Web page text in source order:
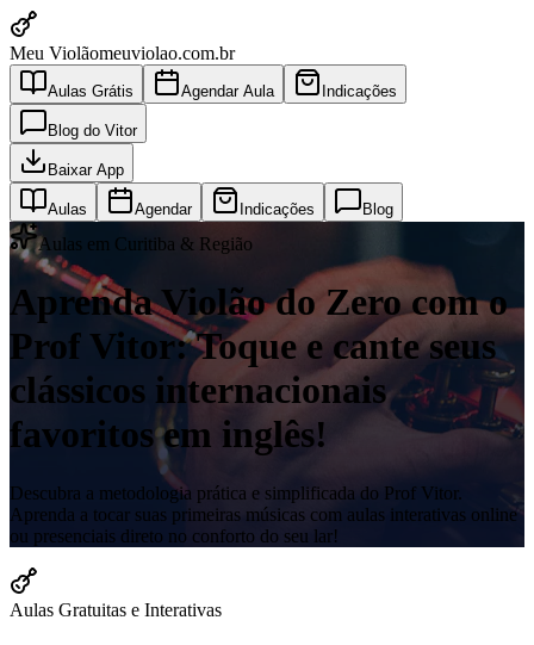
Meu Violãomeuviolao.com.br
Aulas Grátis Agendar Aula Indicações
Blog do Vitor
Baixar App
Aulas Agendar Indicações Blog
Aulas em Curitiba & Região
Aprenda Violão do Zero com o
Prof Vitor: Toque e cante seus
clássicos internacionais
favoritos em inglês!
Descubra a metodologia prática e simplificada do Prof Vitor.
Aprenda a tocar suas primeiras músicas com aulas interativas online
ou presenciais direto no conforto do seu lar!
Aulas Gratuitas e Interativas